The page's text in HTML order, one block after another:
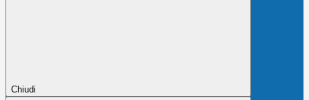
Chiudi